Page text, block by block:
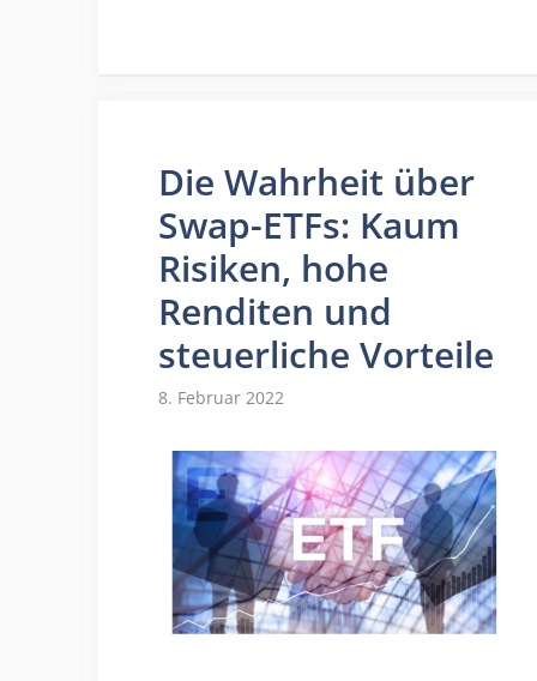
Die Wahrheit über
Swap-ETFs: Kaum
Risiken, hohe
Renditen und
steuerliche Vorteile
8. Februar 2022